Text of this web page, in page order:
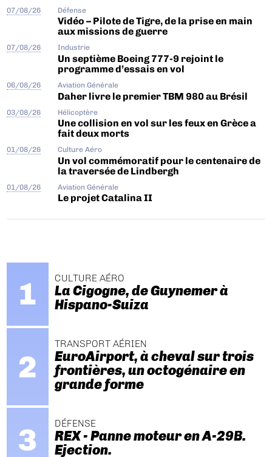
07/08/26 Défense
Vidéo – Pilote de Tigre, de la prise en main
aux missions de guerre
07/08/26 Industrie
Un septième Boeing 777-9 rejoint le
programme d’essais en vol
06/08/26 Aviation Générale
Daher livre le premier TBM 980 au Brésil
03/08/26 Hélicoptère
Une collision en vol sur les feux en Grèce a
fait deux morts
01/08/26 Culture Aéro
Un vol commémoratif pour le centenaire de
la traversée de Lindbergh
01/08/26 Aviation Générale
Le projet Catalina II
CULTURE AÉRO
La Cigogne, de Guynemer à
Hispano-Suiza
TRANSPORT AÉRIEN
EuroAirport, à cheval sur trois
frontières, un octogénaire en
grande forme
DÉFENSE
REX - Panne moteur en A-29B.
Ejection.